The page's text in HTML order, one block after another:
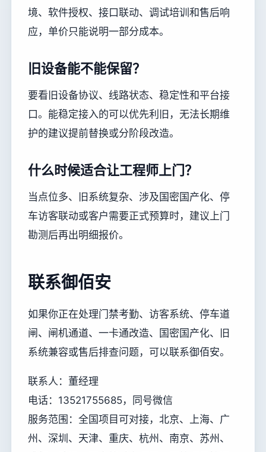
境、软件授权、接口联动、调试培训和售后响
应，单价只能说明一部分成本。
旧设备能不能保留？
要看旧设备协议、线路状态、稳定性和平台接
口。能稳定接入的可以优先利旧，无法长期维
护的建议提前替换或分阶段改造。
什么时候适合让工程师上门？
当点位多、旧系统复杂、涉及国密国产化、停
车访客联动或客户需要正式预算时，建议上门
勘测后再出明细报价。
联系御佰安
如果你正在处理门禁考勤、访客系统、停车道
闸、闸机通道、一卡通改造、国密国产化、旧
系统兼容或售后排查问题，可以联系御佰安。
联系人：董经理
电话：13521755685，同号微信
服务范围：全国项目可对接，北京、上海、广
州、深圳、天津、重庆、杭州、南京、苏州、